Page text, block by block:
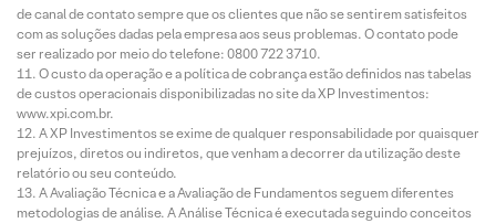
de canal de contato sempre que os clientes que não se sentirem satisfeitos
com as soluções dadas pela empresa aos seus problemas. O contato pode
ser realizado por meio do telefone: 0800 722 3710.
O custo da operação e a política de cobrança estão definidos nas tabelas
de custos operacionais disponibilizadas no site da XP Investimentos:
www.xpi.com.br.
A XP Investimentos se exime de qualquer responsabilidade por quaisquer
prejuízos, diretos ou indiretos, que venham a decorrer da utilização deste
relatório ou seu conteúdo.
A Avaliação Técnica e a Avaliação de Fundamentos seguem diferentes
metodologias de análise. A Análise Técnica é executada seguindo conceitos